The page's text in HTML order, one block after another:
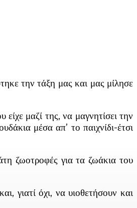
την τάξη μας και μας μίλησε
μαζί της, να μαγνητίσει την
μέσα απ’ το παιχνίδι-έτσι
ζωοτροφές για τα ζωάκια του
γιατί όχι, να υιοθετήσουν και